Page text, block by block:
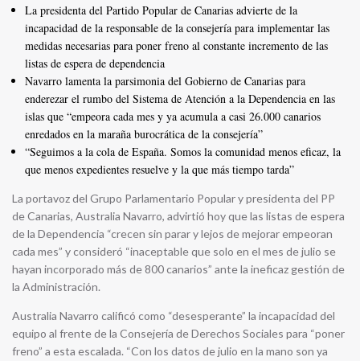
La presidenta del Partido Popular de Canarias advierte de la
incapacidad de la responsable de la consejería para implementar las
medidas necesarias para poner freno al constante incremento de las
listas de espera de dependencia
Navarro lamenta la parsimonia del Gobierno de Canarias para
enderezar el rumbo del Sistema de Atención a la Dependencia en las
islas que “empeora cada mes y ya acumula a casi 26.000 canarios
enredados en la maraña burocrática de la consejería”
“Seguimos a la cola de España. Somos la comunidad menos eficaz, la
que menos expedientes resuelve y la que más tiempo tarda”
La portavoz del Grupo Parlamentario Popular y presidenta del PP
de Canarias, Australia Navarro, advirtió hoy que las listas de espera
de la Dependencia “crecen sin parar y lejos de mejorar empeoran
cada mes” y consideró “inaceptable que solo en el mes de julio se
hayan incorporado más de 800 canarios” ante la ineficaz gestión de
la Administración.
Australia Navarro calificó como “desesperante” la incapacidad del
equipo al frente de la Consejería de Derechos Sociales para “poner
freno” a esta escalada. “Con los datos de julio en la mano son ya